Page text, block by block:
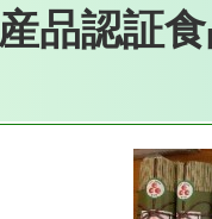
品認証